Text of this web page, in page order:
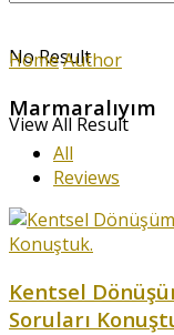
No Result
View All Result
HomeAuthor
Marmaralıyım
All
Reviews
Kentsel
Soruları